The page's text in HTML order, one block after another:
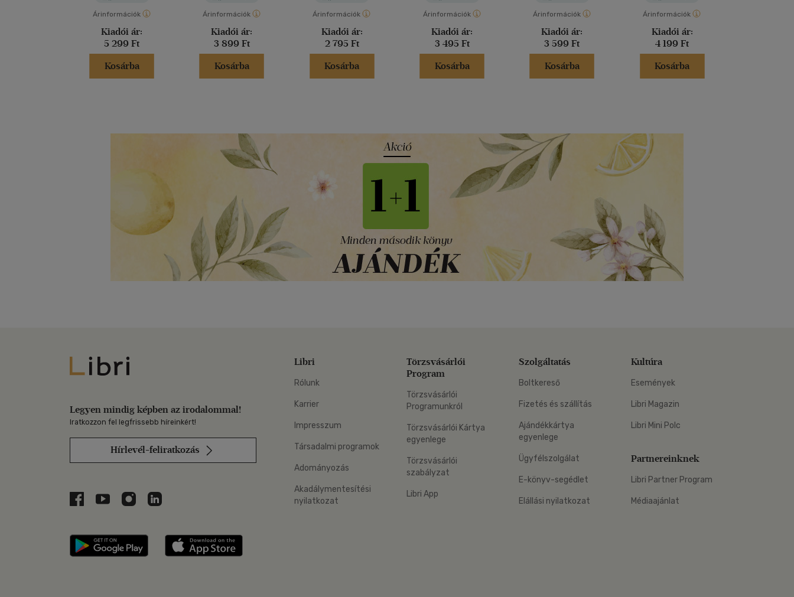
Árinformációk
Kiadói ár:
5 299 Ft
Kosárba
Árinformációk
Kiadói ár:
3 899 Ft
Kosárba
Árinformációk
Kiadói ár:
2 795 Ft
Kosárba
Árinformációk
Kiadói ár:
3 495 Ft
Kosárba
Árinformációk
Kiadói ár:
3 599 Ft
Kosárba
Árinformációk
Kiadói ár:
4 199 Ft
Kosárba
Libri
Legyen mindig képben az irodalommal!
Iratkozzon fel legfrissebb híreinkért!
Hírlevél-feliratkozás
Libri a Facebookon
Libri a Youtube-on
Libri az Instagramon
Libri a LinkedInen
Libri applikáció Szerezd meg: Google Play
Libri
Rólunk
Karrier
Impresszum
Társadalmi programok
Adományozás
Akadálymentesítési
nyilatkozat
Törzsvásárlói
Program
Törzsvásárlói
Programunkról
Törzsvásárlói Kártya
egyenlege
Törzsvásárlói
szabályzat
Libri App
Szolgáltatás
Boltkereső
Fizetés és szállítás
Ajándékkártya
egyenlege
Ügyfélszolgálat
E-könyv-segédlet
Elállási nyilatkozat
Kultúra
Események
Libri Magazin
Libri Mini Polc
Partnereinknek
Libri Partner Program
Médiaajánlat